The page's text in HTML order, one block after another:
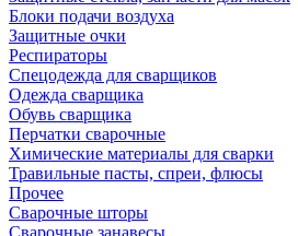
Блоки подачи воздуха
Защитные очки
Респираторы
Спецодежда для сварщиков
Одежда сварщика
Обувь сварщика
Перчатки сварочные
Химические материалы для сварки
Травильные пасты, спреи, флюсы
Прочее
Сварочные шторы
Сварочные занавесы